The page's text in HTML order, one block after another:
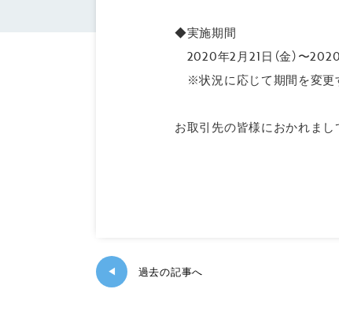
◆実施期間
2020年2月21日（金）〜2020
※状況に応じて期間を変更
お取引先の皆様におかれまし
◀ 過去の記事へ